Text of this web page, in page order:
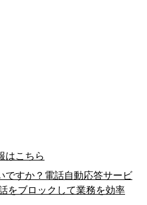
はこちら
ですか？電話自動応答サービ
をブロックして業務を効率